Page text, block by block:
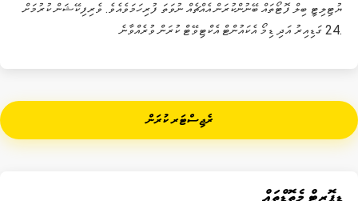
ޔުޓިލިޓީ ބިލް ފޮޓޯތައް ބޭނުންކުރަން އެއްޗެއް ނުވަތަ ފުރިހަމަވެއެވެ. ވެރިފިކޭޝަން ކުރުމަށް
24 ގަޑިއިރު އަދި ޑިމޯ އެކައުންޓް އެކްޓިވޭޓް ކުރަން ވުރެއްވާނެ.
ރެޖިސްޓަރ ކުރަން
ޑިޕޮޒިޓް މެތޮޑްތައް